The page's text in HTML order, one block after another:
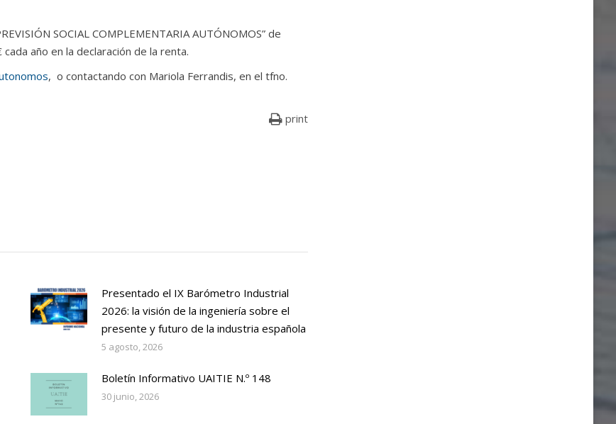
SOCIAL COMPLEMENTARIA AUTÓNOMOS” de
año en la declaración de la renta.
, o contactando con Mariola Ferrandis, en el tfno.
print
Presentado el IX Barómetro Industrial
2026: la visión de la ingeniería sobre el
presente y futuro de la industria española
5 agosto, 2026
Boletín Informativo UAITIE N.º 148
30 junio, 2026